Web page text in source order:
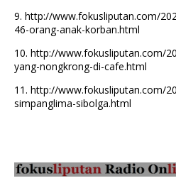
9. http://www.fokusliputan.com/
46-orang-anak-korban.html
10. http://www.fokusliputan.com/
yang-nongkrong-di-cafe.html
11. http://www.fokusliputan.com/
simpanglima-sibolga.html